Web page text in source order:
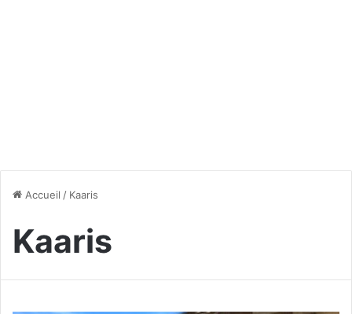
Accueil / Kaaris
Kaaris